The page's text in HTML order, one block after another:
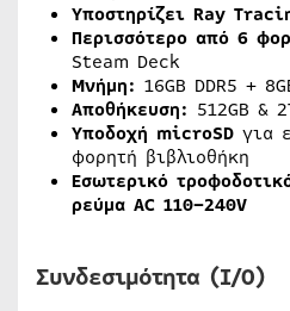
Υποστηρίζει Ray
Περισσότερο από 6
Steam Deck
Μνήμη: 16GB DDR5 +
Αποθήκευση: 512GB &
Υποδοχή microSD για
φορητή βιβλιοθήκη
Εσωτερικό
ρεύμα AC 110–240V
Συνδεσιμότητα (I/O)